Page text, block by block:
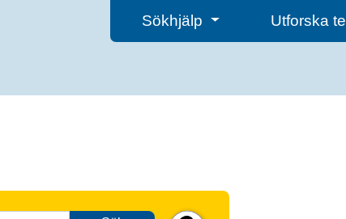
Sökhjälp Utforska